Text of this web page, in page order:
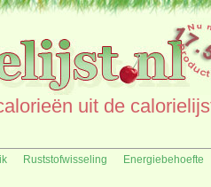
uit de
Ruststofwisseling Energiebehoefte